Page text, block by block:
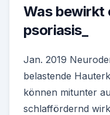
Was bewirkt
psoriasis_
Jan. 2019
belastende
können mitunter
schlaffördernd